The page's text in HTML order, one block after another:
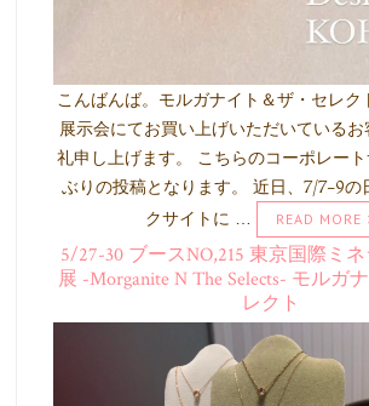
こんばんば。モルガナイト＆ザ・セレク
展示会にてお買い上げいただいている
礼申し上げます。 こちらのコーポレー
ぶりの投稿となります。 近日、7/7-9の
クサイトに …
READ MORE
5/27-30 ブースNO,215 東京国際ミ
展 -Morganite N The Selects- モルガ
レクト